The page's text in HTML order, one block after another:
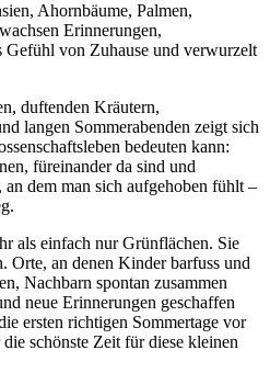
Ahornbäume, Palmen,
Erinnerungen,
Gefühl von Zuhause und verwurzelt
duftenden Kräutern,
langen Sommerabenden zeigt sich
bedeuten kann:
füreinander da sind und
an dem man sich aufgehoben fühlt –
als einfach nur Grünflächen. Sie
Orte, an denen Kinder barfuss und
Nachbarn spontan zusammen
neue Erinnerungen geschaffen
ersten richtigen Sommertage vor
schönste Zeit für diese kleinen